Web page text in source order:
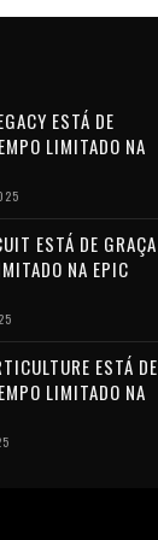
ESTÁ DE
LIMITADO NA
ESTÁ DE GRAÇA
NA EPIC
ESTÁ DE
LIMITADO NA